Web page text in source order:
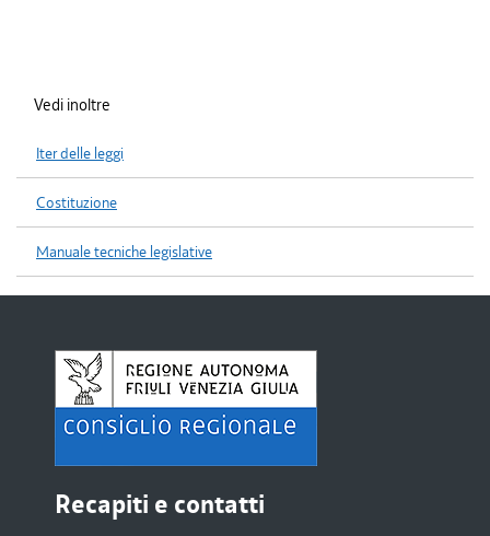
Vedi inoltre
Iter delle leggi
Costituzione
Manuale tecniche legislative
Recapiti e contatti